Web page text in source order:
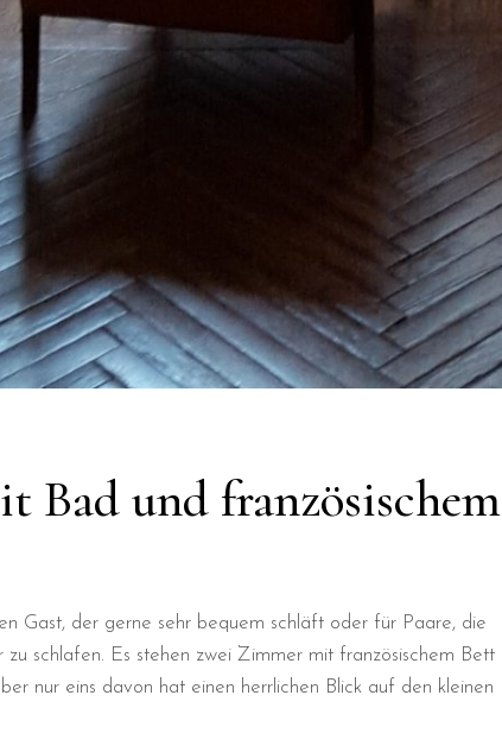
Bad und französischem
Gast, der gerne sehr bequem schläft oder für Paare, die
schlafen. Es stehen zwei Zimmer mit französischem Bett
nur eins davon hat einen herrlichen Blick auf den kleinen